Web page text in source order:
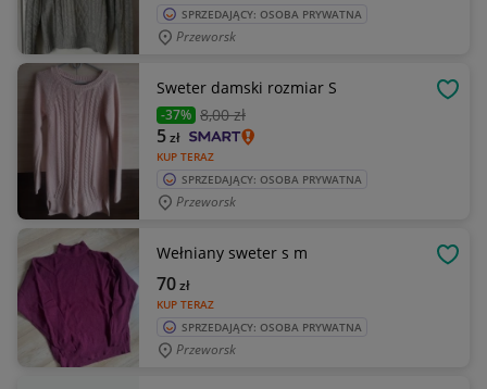
SPRZEDAJĄCY: OSOBA PRYWATNA
Przeworsk
Sweter damski rozmiar S
-37% 8,00 zł
KUP TERAZ
5zł
SPRZEDAJĄCY: OSOBA PRYWATNA
Przeworsk
Wełniany sweter s m
KUP TERAZ
70zł
SPRZEDAJĄCY: OSOBA PRYWATNA
Przeworsk